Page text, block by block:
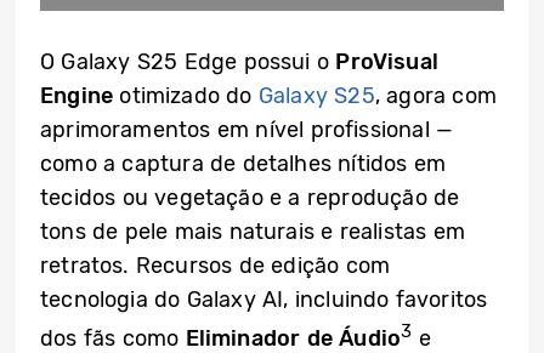
O Galaxy S25 Edge possui o ProVisual
Engine otimizado do Galaxy S25, agora com
aprimoramentos em nível profissional —
como a captura de detalhes nítidos em
tecidos ou vegetação e a reprodução de
tons de pele mais naturais e realistas em
retratos. Recursos de edição com
tecnologia do Galaxy AI, incluindo favoritos
dos fãs como Eliminador de Áudio3 e